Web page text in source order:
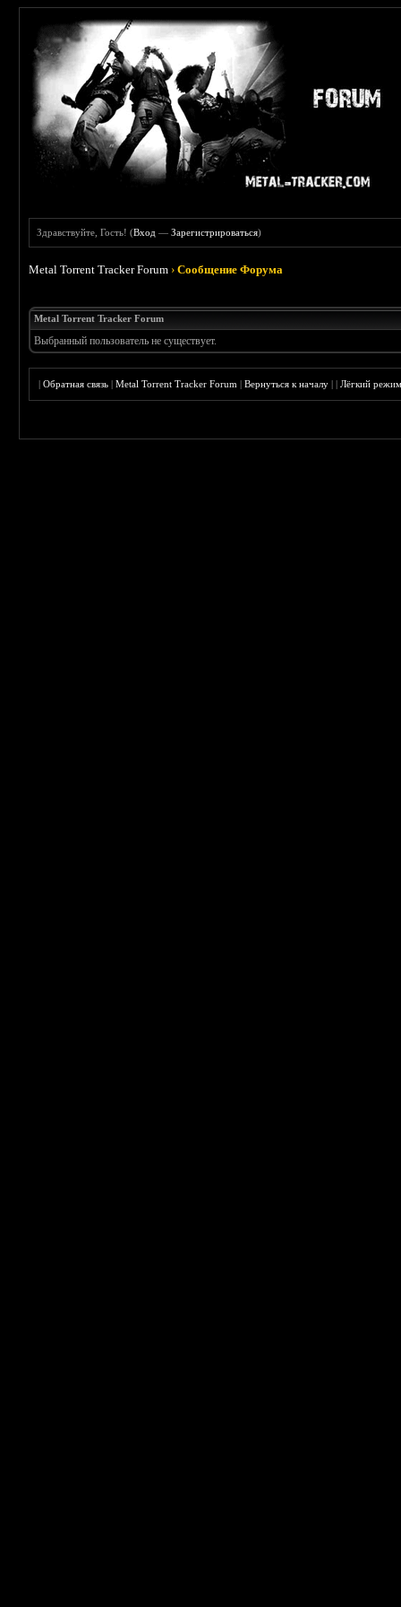
Здравствуйте, Гость! (Вход —Зарегистрироваться)
Metal Torrent Tracker Forum ›Сообщение Форума
Metal Torrent Tracker Forum
Выбранный пользователь не существует.
|Обратная связь |Metal Torrent Tracker Forum |Вернуться к началу ||Лёгкий